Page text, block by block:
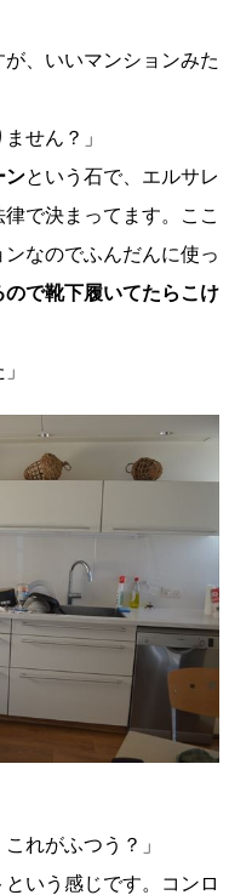
が、いいマンションみた
せん？」
ンという石で、エルサレ
で決まってます。ここ
なのでふんだんに使っ
ので靴下履いてたらこけ
れがふつう？」
という感じです。コンロ